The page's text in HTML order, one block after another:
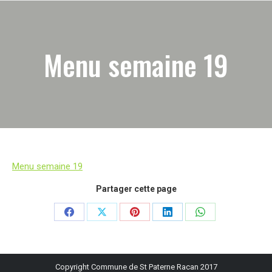
Menu semaine 19
Menu semaine 19
Partager cette page
Partager
Facebook
Partager
X
Partager
Pinterest
Partager
LinkedIn
Partager
WhatsApp
Copyright Commune de St Paterne Racan 2017